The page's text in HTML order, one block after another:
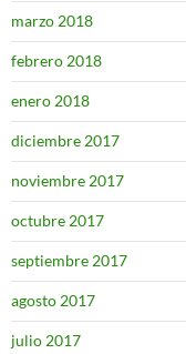
marzo 2018
febrero 2018
enero 2018
diciembre 2017
noviembre 2017
octubre 2017
septiembre 2017
agosto 2017
julio 2017